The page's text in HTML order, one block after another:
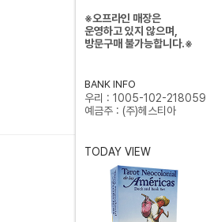
※오프라인 매장은
운영하고 있지 않으며,
방문구매 불가능합니다.※
BANK INFO
우리 : 1005-102-218059
예금주 : (주)헤스티아
TODAY VIEW